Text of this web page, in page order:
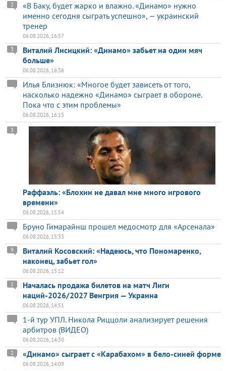
«В Баку, будет жарко и влажно. «Динамо» нужно
именно сегодня сыграть успешно», — украинский
тренер
2
06.08.2026, 16:57
Виталий Лисицкий: «Динамо» забьет на один мяч
больше»
3
06.08.2026, 16:36
Илья Близнюк: «Многое будет зависеть от того,
насколько надежно «Динамо» сыграет в обороне.
Пока что с этим проблемы»
06.08.2026, 16:15
Раффаэль: «Блохин не давал мне много игрового
времени»
3
06.08.2026, 15:54
Бруно Гимарайнш прошел медосмотр для «Арсенала»
06.08.2026, 15:33
Виталий Косовский: «Надеюсь, что Пономаренко,
наконец, забьет гол»
9
06.08.2026, 15:12
Началась продажа билетов на матч Лиги
наций-2026/2027 Венгрия — Украина
1
06.08.2026, 14:51
1-й тур УПЛ. Никола Риццоли анализирует решения
арбитров (ВИДЕО)
06.08.2026, 14:30
«Динамо» сыграет с «Карабахом» в бело-синей форме
2
06.08.2026, 14:09